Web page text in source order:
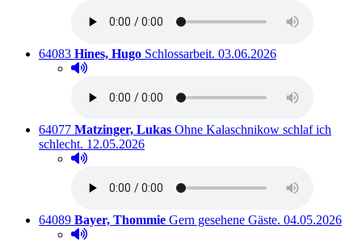
Titelnummer:
64083 von
Hines, Hugo: Schlossarbeit. Ausleihbar seit dem
03.06.2026
Hörprobe abspielen
Hörprobe von Schlossarbeit.
Titelnummer:
64077 von
Matzinger, Lukas: Ohne Kalaschnikow schlaf ich
schlecht. Ausleihbar seit dem
12.05.2026
Hörprobe abspielen
Hörprobe von Ohne Kalaschnikow schlaf ich
Titelnummer:
64089 von
Bayer, Thommie: Gern gesehene Gäste. Ausleihbar seit
04.05.2026
Hörprobe abspielen
Hörprobe von Gern gesehene Gäste.